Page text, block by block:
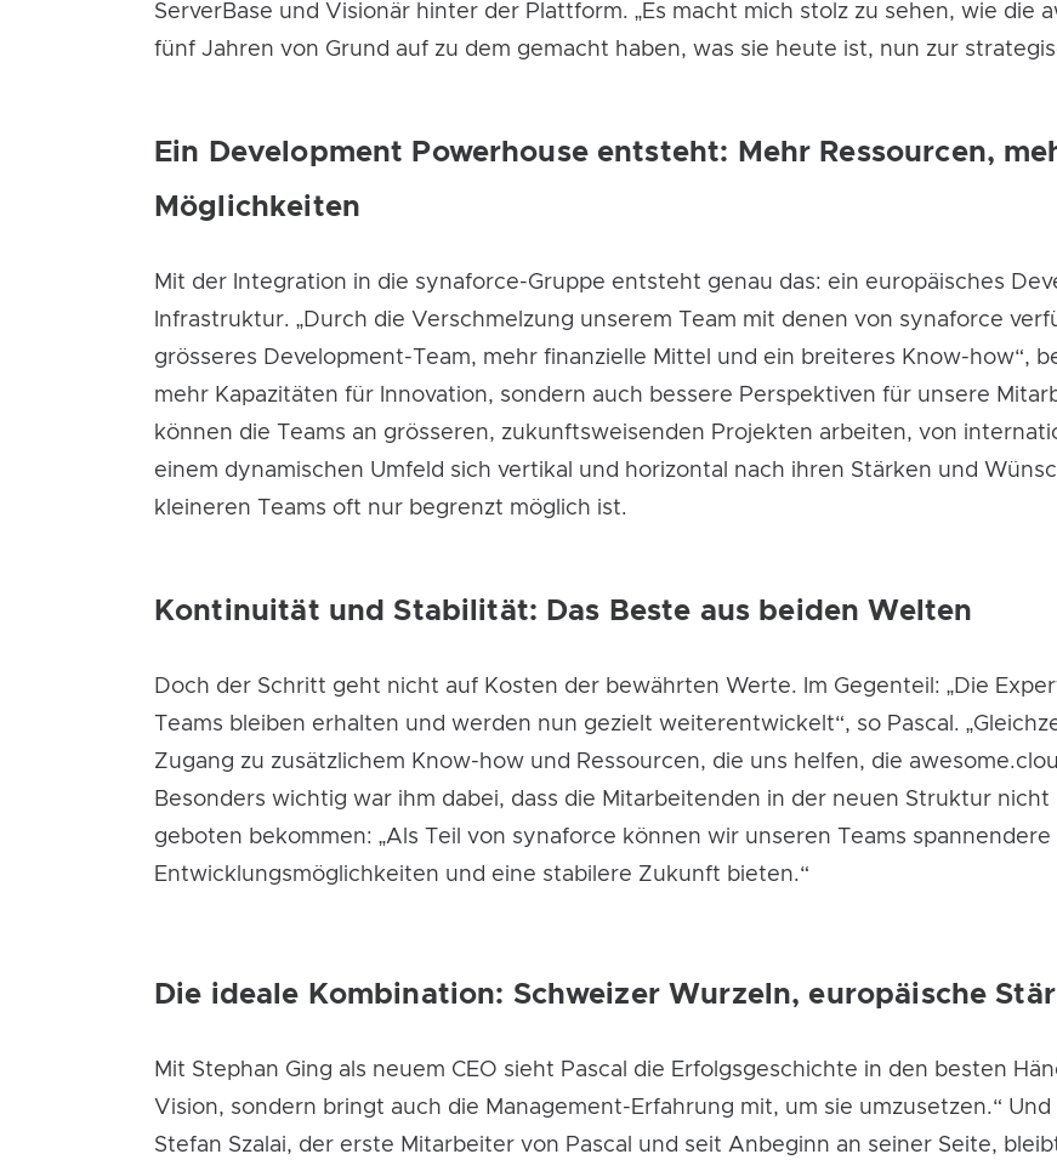
ServerBase und Visionär hinter der Plattform. „Es macht mich stolz zu sehen, wie die
fünf Jahren von Grund auf zu dem gemacht haben, was sie heute ist, nun zur
Ein Development Powerhouse entsteht: Mehr Ressourcen,
Möglichkeiten
Mit der Integration in die synaforce-Gruppe entsteht genau das: ein europäisches
Infrastruktur. „Durch die Verschmelzung unserem Team mit denen von synaforce
grösseres Development-Team, mehr finanzielle Mittel und ein breiteres Know-how“,
mehr Kapazitäten für Innovation, sondern auch bessere Perspektiven für unsere
können die Teams an grösseren, zukunftsweisenden Projekten arbeiten, von
einem dynamischen Umfeld sich vertikal und horizontal nach ihren Stärken und
kleineren Teams oft nur begrenzt möglich ist.
Kontinuität und Stabilität: Das Beste aus beiden Welten
Doch der Schritt geht nicht auf Kosten der bewährten Werte. Im Gegenteil: „Die
Teams bleiben erhalten und werden nun gezielt weiterentwickelt“, so Pascal.
Zugang zu zusätzlichem Know-how und Ressourcen, die uns helfen, die
Besonders wichtig war ihm dabei, dass die Mitarbeitenden in der neuen Struktur
geboten bekommen: „Als Teil von synaforce können wir unseren Teams
Entwicklungsmöglichkeiten und eine stabilere Zukunft bieten.“
Die ideale Kombination: Schweizer Wurzeln, europäische
Mit Stephan Ging als neuem CEO sieht Pascal die Erfolgsgeschichte in den besten
Vision, sondern bringt auch die Management-Erfahrung mit, um sie umzusetzen.“
Stefan Szalai, der erste Mitarbeiter von Pascal und seit Anbeginn an seiner Seite,